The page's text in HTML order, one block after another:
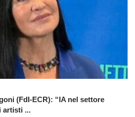
(FdI-ECR): “IA nel settore
artisti ...